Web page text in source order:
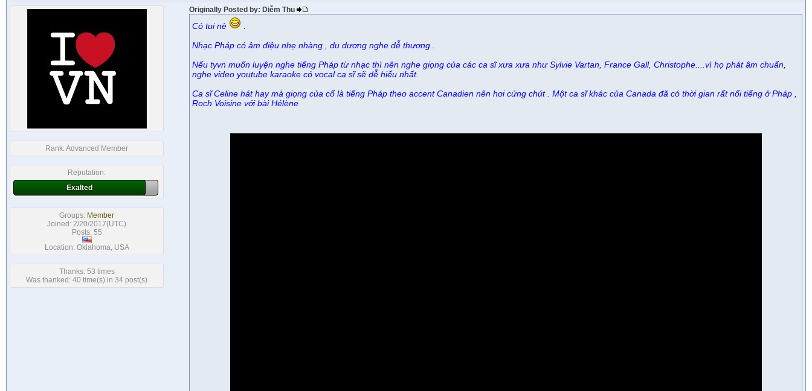
Rank:Advanced Member
Reputation:
Exalted
Groups: Member
Joined: 2/20/2017(UTC)
Posts: 55
Location: Oklahoma, USA
Thanks: 53 times
Was thanked: 40 time(s) in 34 post(s)
Originally Posted by: Diễm Thu
Có tui nè
Nhạc Pháp có âm điệu nhẹ nhàng , du dương nghe dễ thương .
Nếu tyvn muốn luyện nghe tiếng Pháp từ nhạc thì nên nghe giọng của các ca sĩ xưa xưa như Sylvie Vartan, France Gall, Christophe....vì họ phát âm chuẩn,
nghe video youtube karaoke có vocal ca sĩ sẽ dễ hiểu nhất.
Ca sĩ Celine hát hay mà giọng của cổ là tiếng Pháp theo accent Canadien nên hơi cứng chút . Một ca sĩ khác của Canada đã có thời gian rất nổi tiếng ở Pháp ,
Roch Voisine với bài Hélène